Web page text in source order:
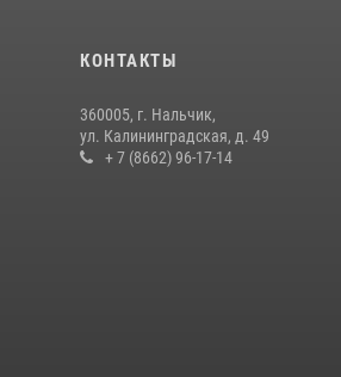
КОНТАКТЫ
360005, г. Нальчик,
ул. Калининградская, д. 49
+ 7 (8662) 96-17-14